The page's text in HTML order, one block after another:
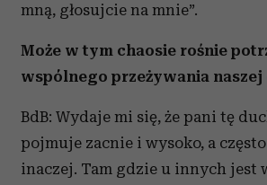
mną, głosujcie na mnie”.
Może w tym chaosie rośnie
wspólnego przeżywania naszej
BdB: Wydaje mi się, że pani tę
pojmuje zacnie i wysoko, a
inaczej. Tam gdzie u innych jest